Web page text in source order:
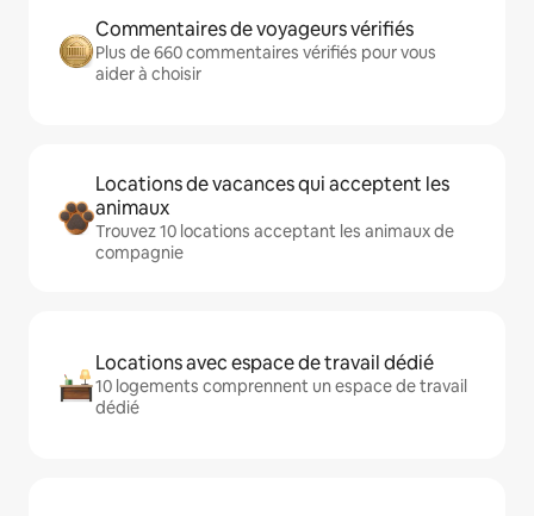
Commentaires de voyageurs vérifiés
Plus de 660 commentaires vérifiés pour vous
aider à choisir
Locations de vacances qui acceptent les
animaux
Trouvez 10 locations acceptant les animaux de
compagnie
Locations avec espace de travail dédié
10 logements comprennent un espace de travail
dédié